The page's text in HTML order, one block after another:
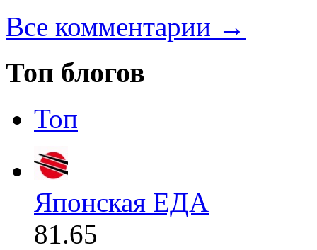
Все комментарии →
Топ блогов
Топ
Японская ЕДА
81.65